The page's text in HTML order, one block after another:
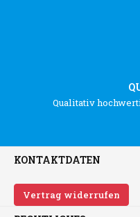
Qualitativ
KONTAKTDATEN
Vertrag widerrufen